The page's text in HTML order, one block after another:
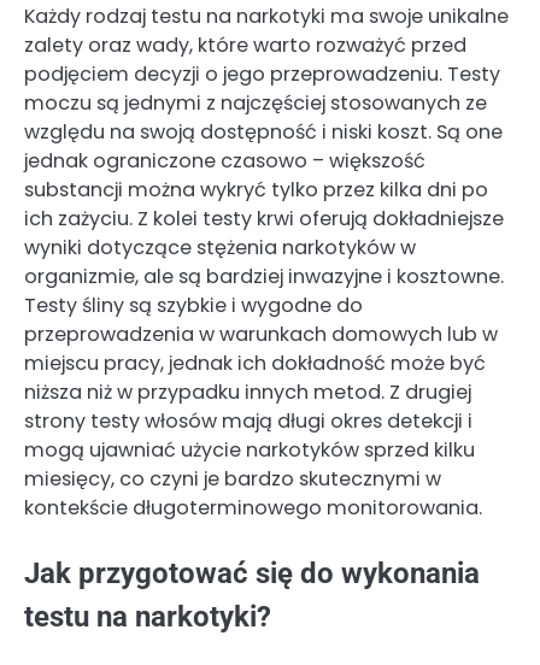
Każdy rodzaj testu na narkotyki ma swoje unikalne
zalety oraz wady, które warto rozważyć przed
podjęciem decyzji o jego przeprowadzeniu. Testy
moczu są jednymi z najczęściej stosowanych ze
względu na swoją dostępność i niski koszt. Są one
jednak ograniczone czasowo – większość
substancji można wykryć tylko przez kilka dni po
ich zażyciu. Z kolei testy krwi oferują dokładniejsze
wyniki dotyczące stężenia narkotyków w
organizmie, ale są bardziej inwazyjne i kosztowne.
Testy śliny są szybkie i wygodne do
przeprowadzenia w warunkach domowych lub w
miejscu pracy, jednak ich dokładność może być
niższa niż w przypadku innych metod. Z drugiej
strony testy włosów mają długi okres detekcji i
mogą ujawniać użycie narkotyków sprzed kilku
miesięcy, co czyni je bardzo skutecznymi w
kontekście długoterminowego monitorowania.
Jak przygotować się do wykonania
testu na narkotyki?